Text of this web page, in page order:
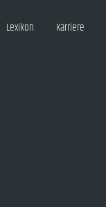
Lexikon Karriere